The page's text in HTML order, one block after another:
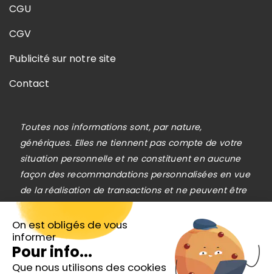
On est obligés de vous
informer
Pour info...
Que nous utilisons des cookies
CGU
CGV
Publicité sur notre site
Contact
Toutes nos informations sont, par nature,
génériques. Elles ne tiennent pas compte de votre
situation personnelle et ne constituent en aucune
façon des recommandations personnalisées en vue
de la réalisation de transactions et ne peuvent être
assimilées à une prestation de conseil en
investissement financier, ni à une incitation
quelconque à acheter ou vendre des instruments
financiers. Le lecteur est seul responsable de
l’utilisation de l’information fournie, sans qu’aucun